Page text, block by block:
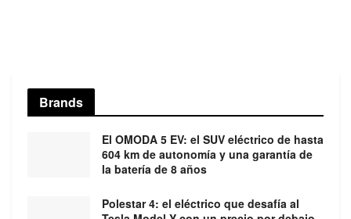
Brands
El OMODA 5 EV: el SUV eléctrico de hasta
604 km de autonomía y una garantía de
la batería de 8 años
Polestar 4: el eléctrico que desafía al